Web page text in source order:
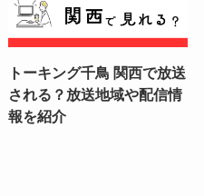
トーキング千鳥 関西で放送
される？放送地域や配信情
報を紹介